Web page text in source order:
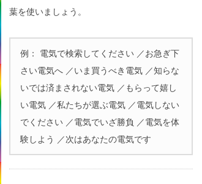
葉を使いましょう。
例： 電気で検索してください ／お急ぎ下
さい電気へ ／いま買うべき電気 ／知らな
いでは済まされない電気 ／もらって嬉し
い電気 ／私たちが選ぶ電気 ／電気しない
でください ／電気でいざ勝負 ／電気を体
験しよう ／次はあなたの電気です